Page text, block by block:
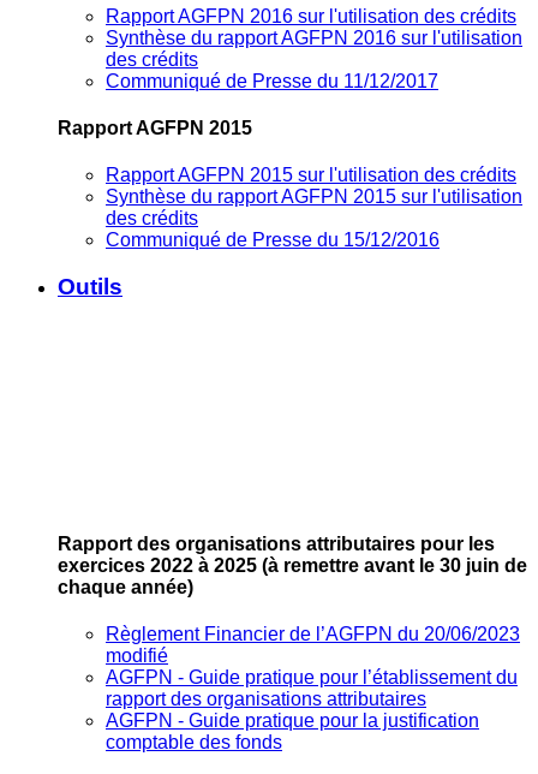
Rapport AGFPN 2016 sur l'utilisation des crédits
Synthèse du rapport AGFPN 2016 sur l'utilisation
des crédits
Communiqué de Presse du 11/12/2017
Rapport AGFPN 2015
Rapport AGFPN 2015 sur l'utilisation des crédits
Synthèse du rapport AGFPN 2015 sur l'utilisation
des crédits
Communiqué de Presse du 15/12/2016
Outils
Rapport des organisations attributaires pour les
exercices 2022 à 2025 (à remettre avant le 30 juin de
chaque année)
Règlement Financier de l’AGFPN du 20/06/2023
modifié
AGFPN ‐ Guide pratique pour l’établissement du
rapport des organisations attributaires
AGFPN ‐ Guide pratique pour la justification
comptable des fonds